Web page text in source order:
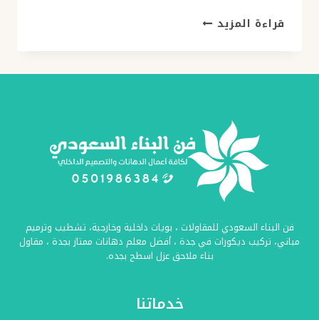
قراءة المزيد قواطع
ت:
فواصل
خشبية
جدة
–
للصالات
جدة
فن البناء السعودي للمقاولات ، بويات داخلية وخارجية، تشطيب وترميم
مباني، تركيب ديكورات في جدة ، أفضل معلم دهانات ممتاز بجدة ، مقاول
بناء ملاحق عزل اسطح بجده.
خدماتنا